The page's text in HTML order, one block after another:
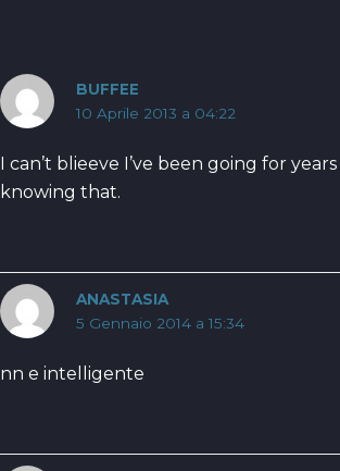
BUFFEE
10 Aprile 2013 a 04:22
I can’t blieeve I’ve been going for
knowing that.
ANASTASIA
5 Gennaio 2014 a 15:34
nn e intelligente